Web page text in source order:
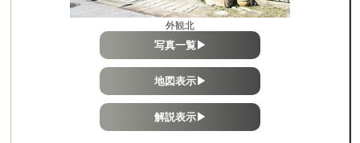
外観北
写真一覧▶
地図表示▶
解説表示▶